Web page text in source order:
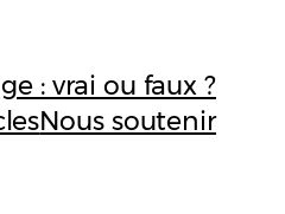
: vrai ou faux ?
Nous soutenir